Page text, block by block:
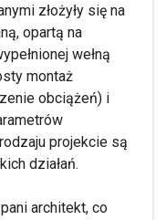
złożyły się na
opartą na
wełną
montaż
obciążeń) i
projekcie są
działań.
architekt, co